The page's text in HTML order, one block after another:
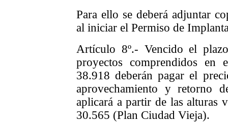
Para ello se deberá adjuntar
al iniciar el Permiso de
Artículo 8º.- Vencido el
proyectos comprendidos
38.918 deberán pagar el
aprovechamiento y retorno
aplicará a partir de las alturas
30.565 (Plan Ciudad Vieja).